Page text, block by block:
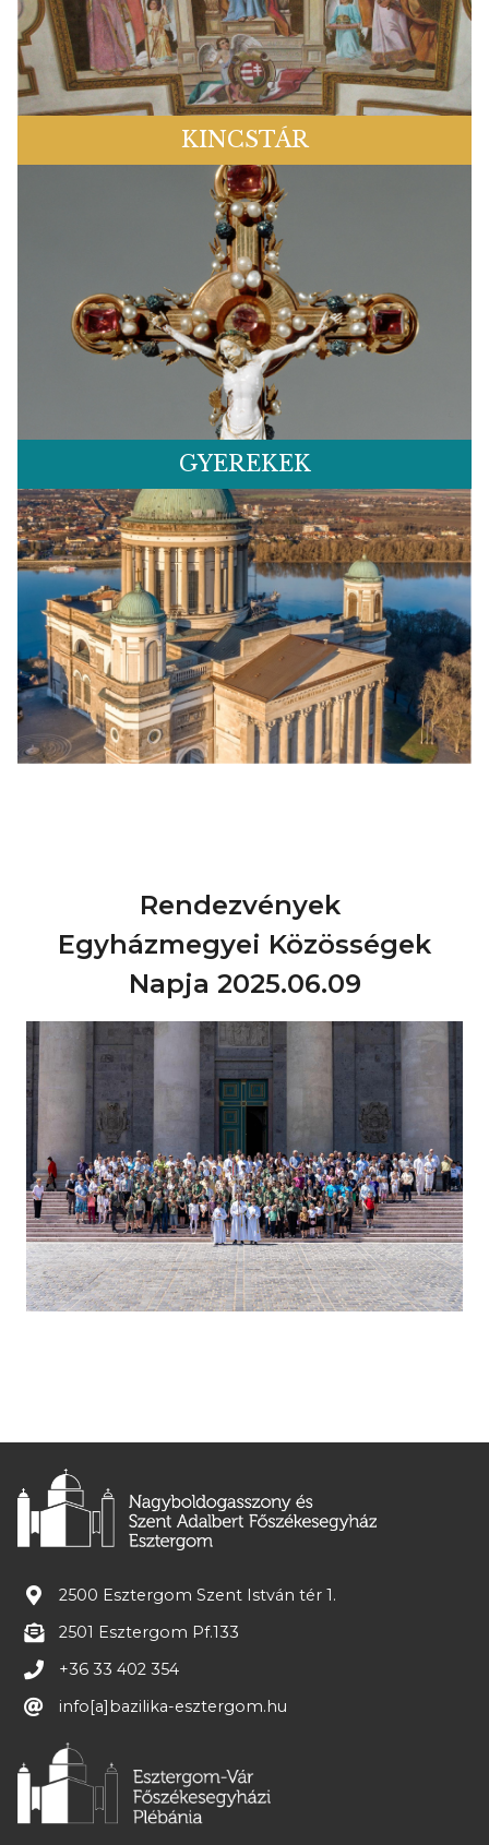
KINCSTÁR
GYEREKEK
Rendezvények
Egyházmegyei Közösségek
Napja 2025.06.09
2500 Esztergom Szent István tér 1.
2501 Esztergom Pf.133
+36 33 402 354
info[a]bazilika-esztergom.hu